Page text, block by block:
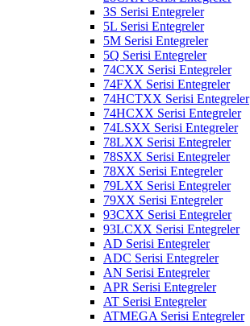
3S Serisi Entegreler
5L Serisi Entegreler
5M Serisi Entegreler
5Q Serisi Entegreler
74CXX Serisi Entegreler
74FXX Serisi Entegreler
74HCTXX Serisi Entegreler
74HCXX Serisi Entegreler
74LSXX Serisi Entegreler
78LXX Serisi Entegreler
78SXX Serisi Entegreler
78XX Serisi Entegreler
79LXX Serisi Entegreler
79XX Serisi Entegreler
93CXX Serisi Entegreler
93LCXX Serisi Entegreler
AD Serisi Entegreler
ADC Serisi Entegreler
AN Serisi Entegreler
APR Serisi Entegreler
AT Serisi Entegreler
ATMEGA Serisi Entegreler